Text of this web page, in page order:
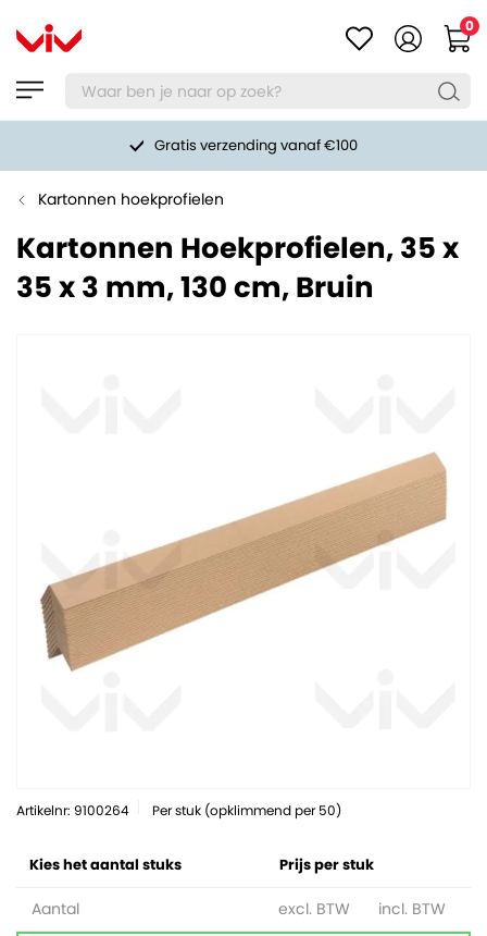
0
Gratis verzending vanaf €100
Kartonnen hoekprofielen
Kartonnen Hoekprofielen, 35 x
35 x 3 mm, 130 cm, Bruin
Artikelnr: 9100264 Per stuk (opklimmend per 50)
Kies het aantal stuks Prijs per stuk
Aantal excl. BTW incl. BTW